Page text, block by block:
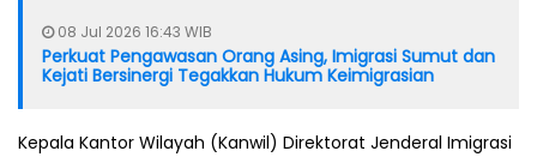
08 Jul 2026 16:43 WIB
Perkuat Pengawasan Orang Asing, Imigrasi Sumut dan
Kejati Bersinergi Tegakkan Hukum Keimigrasian
Kepala Kantor Wilayah (Kanwil) Direktorat Jenderal Imigrasi